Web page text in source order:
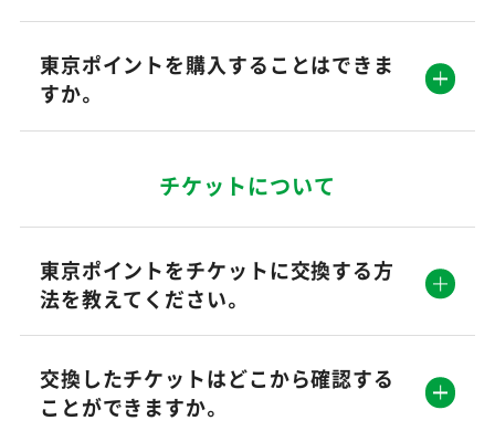
東京ポイントを購入することはできま
すか。
チケットについて
東京ポイントをチケットに交換する方
法を教えてください。
交換したチケットはどこから確認する
ことができますか。